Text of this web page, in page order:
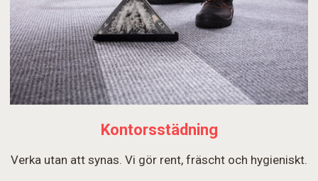
Kontorsstädning
Verka utan att synas. Vi gör rent, fräscht och hygieniskt.